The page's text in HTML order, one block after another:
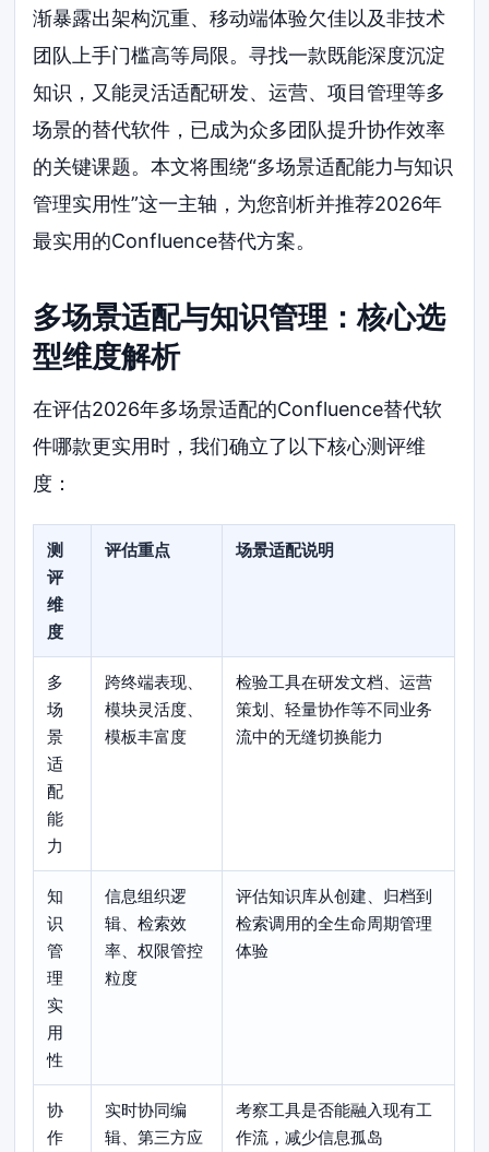
渐暴露出架构沉重、移动端体验欠佳以及非技术
团队上手门槛高等局限。寻找一款既能深度沉淀
知识，又能灵活适配研发、运营、项目管理等多
场景的替代软件，已成为众多团队提升协作效率
的关键课题。本文将围绕“多场景适配能力与知识
管理实用性”这一主轴，为您剖析并推荐2026年
最实用的Confluence替代方案。
多场景适配与知识管理：核心选
型维度解析
在评估2026年多场景适配的Confluence替代软
件哪款更实用时，我们确立了以下核心测评维
度：
测
评
维
度
评估重点 场景适配说明
多
场
景
适
配
能
力
跨终端表现、
模块灵活度、
模板丰富度
检验工具在研发文档、运营
策划、轻量协作等不同业务
流中的无缝切换能力
知
识
管
理
实
用
性
信息组织逻
辑、检索效
率、权限管控
粒度
评估知识库从创建、归档到
检索调用的全生命周期管理
体验
协
作
实时协同编
辑、第三方应
考察工具是否能融入现有工
作流，减少信息孤岛